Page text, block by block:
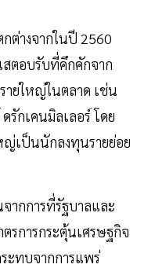
ต่างจากในปี 2560
สตอบรับที่คึกคักจาก
ยใหญ่ในตลาด เช่น
กเคนมิลเลอร์ โดย
ญ่เป็นนักลงทุนรายย่อย
ากการที่รัฐบาลและ
รการกระตุ้นเศรษฐกิจ
ะทบจากการแพร่